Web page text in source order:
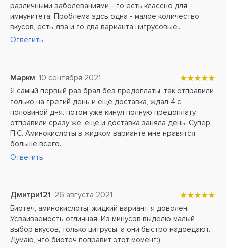
различными заболеваниями - то есть классно для
иммунитета. Проблема здсь одна - малое количество
вкусов, есть два и то два варианта цитрусовые...
Ответить
Маркм 10 сентября 2021
Я самый первый раз брал без предоплаты, так отправили
только на третий день и еще доставка, ждал 4 с
половиной дня. потом уже кинул полную предоплату,
отправили сразу же, еще и доставка заняла день. Супер.
П.С. Аминокислоты в жидком варианте мне нравятся
больше всего.
Ответить
Дмитри121 26 августа 2021
Биотеч, аминокислоты, жидкий вариант, я доволен.
Усваиваемость отличная. Из минусов выделю малый
выбор вкусов, только цитрусы, а они быстро надоедают.
Думаю, что биотеч поправит этот момент:)